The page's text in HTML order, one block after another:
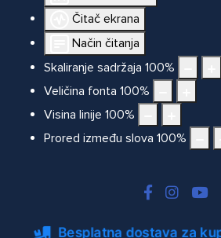
Čitač ekrana
Način čitanja
Skaliranje sadržaja 100%
Veličina fonta 100%
Visina linije 100%
Prored između slova 100%
Besplatna dostava za